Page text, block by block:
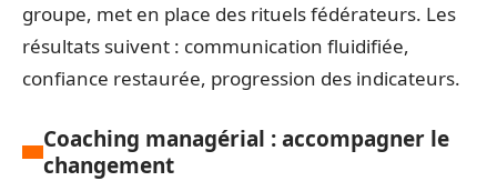
groupe, met en place des rituels fédérateurs. Les
résultats suivent : communication fluidifiée,
confiance restaurée, progression des indicateurs.
Coaching managérial : accompagner le
changement